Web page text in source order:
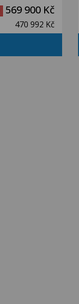
569 900 Kč
470 992 Kč